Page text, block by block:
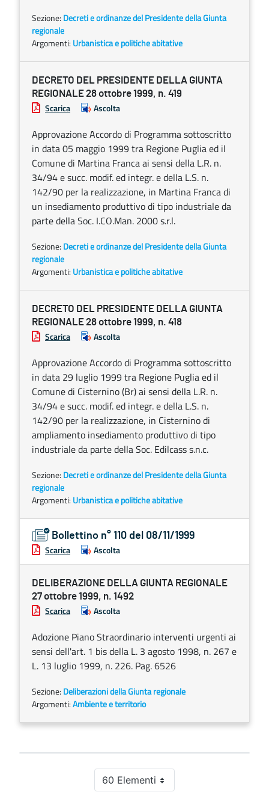
Sezione: Decreti e ordinanze del Presidente della Giunta
regionale
Argomenti: Urbanistica e politiche abitative
DECRETO DEL PRESIDENTE DELLA GIUNTA
REGIONALE 28 ottobre 1999, n. 419
Scarica Ascolta
Approvazione Accordo di Programma sottoscritto
in data 05 maggio 1999 tra Regione Puglia ed il
Comune di Martina Franca ai sensi della L.R. n.
34/94 e succ. modif. ed integr. e della L.S. n.
142/90 per la realizzazione, in Martina Franca di
un insediamento produttivo di tipo industriale da
parte della Soc. I.CO.Man. 2000 s.r.l.
Sezione: Decreti e ordinanze del Presidente della Giunta
regionale
Argomenti: Urbanistica e politiche abitative
DECRETO DEL PRESIDENTE DELLA GIUNTA
REGIONALE 28 ottobre 1999, n. 418
Scarica Ascolta
Approvazione Accordo di Programma sottoscritto
in data 29 luglio 1999 tra Regione Puglia ed il
Comune di Cisternino (Br) ai sensi della L.R. n.
34/94 e succ. modif. ed integr. e della L.S. n.
142/90 per la realizzazione, in Cisternino di
ampliamento insediamento produttivo di tipo
industriale da parte della Soc. Edilcass s.n.c.
Sezione: Decreti e ordinanze del Presidente della Giunta
regionale
Argomenti: Urbanistica e politiche abitative
Bollettino n° 110 del 08/11/1999
Scarica Ascolta
DELIBERAZIONE DELLA GIUNTA REGIONALE
27 ottobre 1999, n. 1492
Scarica Ascolta
Adozione Piano Straordinario interventi urgenti ai
sensi dell'art. 1 bis della L. 3 agosto 1998, n. 267 e
L. 13 luglio 1999, n. 226. Pag. 6526
Sezione: Deliberazioni della Giunta regionale
Argomenti:Ambiente e territorio
60 ElementiPer pagina